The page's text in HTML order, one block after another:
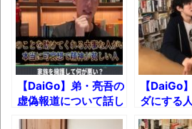
独学で挑んだ2026年二
果速報（仮）
体験談：仕事で同じビ
グループ会社の嫁子 [ほの
葉月つばさちゃん、昔
かなりお姉さんになったね
【DaiGo】弟・亮吾の
虚偽報道について話し
ます
【DaiGo
ダにする